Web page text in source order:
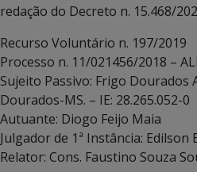
redação do Decreto n. 15.468/
Recurso Voluntário n. 197/2019
Processo n. 11/021456/2018 –
Sujeito Passivo: Frigo Dourados
Dourados-MS. – IE: 28.265.052-0
Autuante: Diogo Feijo Maia
Julgador de 1ª Instância: Edilson
Relator: Cons. Faustino Souza